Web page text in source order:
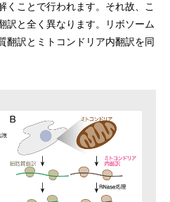
くことで行われます。それ故、こ
訳と全く異なります。リボソーム
翻訳とミトコンドリア内翻訳を同